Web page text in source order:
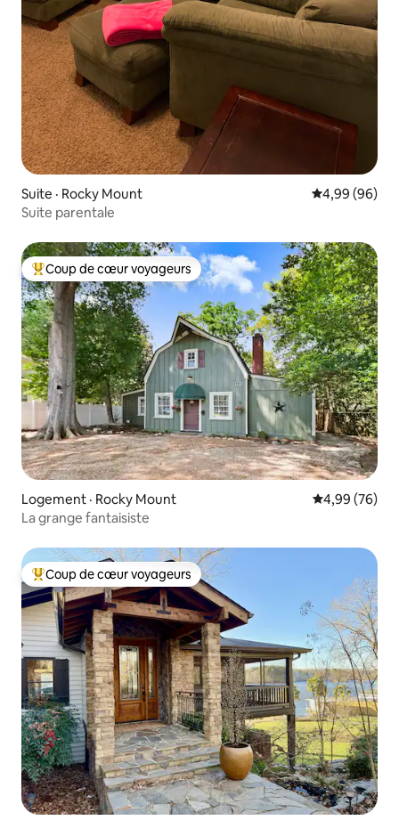
Suite · Rocky Mount Note
4,99 (96)
Suite parentale
Coup de cœur voyageurs parmi les plus aimés
Coup de cœur voyageurs
Logement · Rocky Mount Note
4,99 (76)
La grange fantaisiste
Coup de cœur voyageurs parmi les plus aimés
Coup de cœur voyageurs